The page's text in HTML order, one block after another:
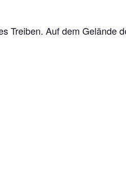
Treiben. Auf dem Gelände